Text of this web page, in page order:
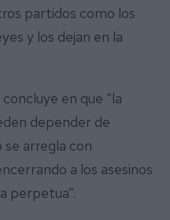
partidos como los
y los dejan en la
en que “la
depender de
se arregla con
a los asesinos
perpetua”.